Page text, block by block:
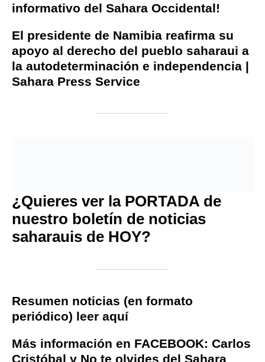
informativo del Sahara Occidental!
El presidente de Namibia reafirma su
apoyo al derecho del pueblo saharaui a
la autodeterminación e independencia |
Sahara Press Service
¿Quieres ver la PORTADA de
nuestro boletín de noticias
saharauis de HOY?
Resumen noticias (en formato
periódico) leer aquí
Más información en FACEBOOK: Carlos
Cristóbal y No te olvides del Sahara